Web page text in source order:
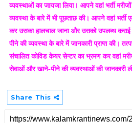
व्यवस्थाओं का जायजा लिया। आपने वहां भर्ती
व्यवस्था के बारे में भी पूछताछ की। आपने वहां भर्ती
कर उसका हालचाल जाना और उसको उपलब्ध कराई
पीने की व्यवस्था के बारे में जानकारी प्राप्त की।
संचालित कोविड केयर सेन्टर का भ्रमण कर वहां
सेवाओं और खाने-पीने की व्यवस्थाओं की जानकारी
Share This